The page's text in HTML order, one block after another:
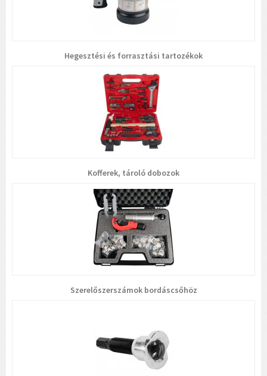
Hegesztési és forrasztási tartozékok
Kofferek, tároló dobozok
Szerelőszerszámok bordáscsőhöz